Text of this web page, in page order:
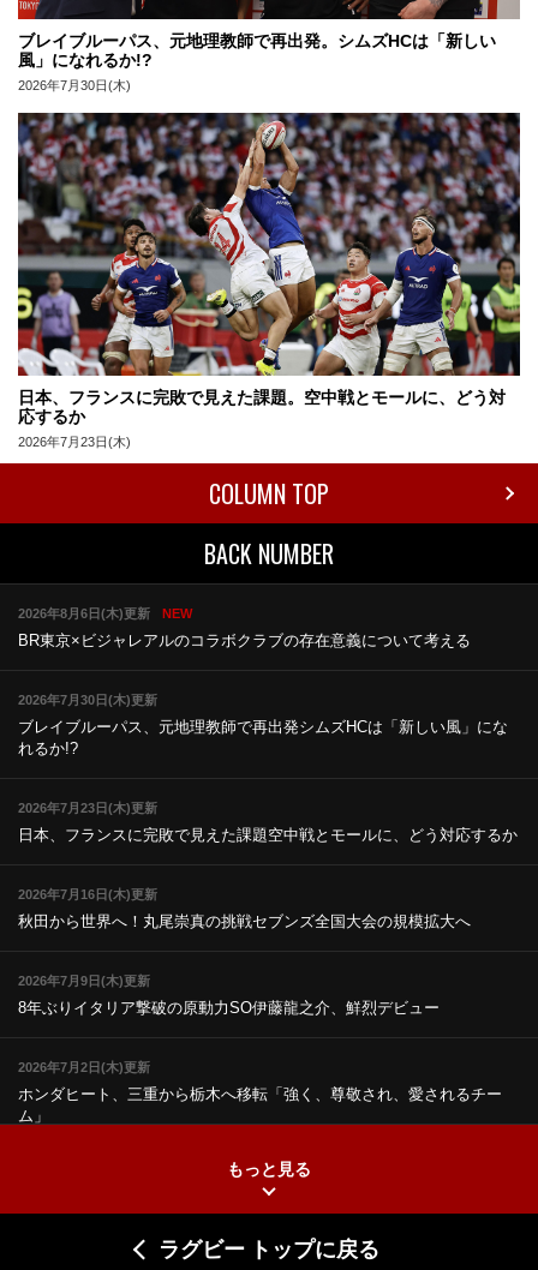
ブレイブルーパス、元地理教師で再出発。シムズHCは「新しい
風」になれるか!?
2026年7月30日(木)
日本、フランスに完敗で見えた課題。空中戦とモールに、どう対
応するか
2026年7月23日(木)
COLUMN TOP
BACK NUMBER
2026年8月6日(木)更新 NEW
BR東京×ビジャレアルのコラボクラブの存在意義について考える
2026年7月30日(木)更新
ブレイブルーパス、元地理教師で再出発シムズHCは「新しい風」にな
れるか!?
2026年7月23日(木)更新
日本、フランスに完敗で見えた課題空中戦とモールに、どう対応するか
2026年7月16日(木)更新
秋田から世界へ！丸尾崇真の挑戦セブンズ全国大会の規模拡大へ
2026年7月9日(木)更新
8年ぶりイタリア撃破の原動力SO伊藤龍之介、鮮烈デビュー
2026年7月2日(木)更新
ホンダヒート、三重から栃木へ移転「強く、尊敬され、愛されるチー
ム」
2026年6月18日(木)更新
もっと見る
ラグビー トップに戻る